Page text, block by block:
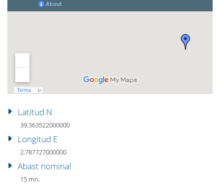
Latitud N
39.363522000000
Longitud E
2.787727000000
Abast nominal
15 mn.